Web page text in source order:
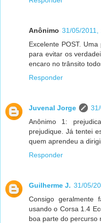
Anônimo 31/05/2011,
Excelente POST.
para evitar os
encaro no trânsito
Responder
Juvenal Jorge
Anônimo 1:
prejudique. Já tentei
quem aprendeu a
Responder
Guilherme J. 31/05/
Consigo geralmente
usando o Corsa 1.4
boa parte do percurso